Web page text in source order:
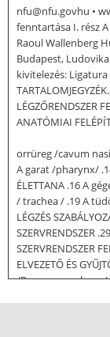
nfu@nfu.govhu •
fenntartása I. rész
Raoul Wallenberg
Budapest,
kivitelezés: Ligatura
LÉGZŐRENDSZER
ANATÓMIAI
orrüreg /cavum
A garat /pharynx/
ÉLETTANA .16 A
/ trachea / .19 A
LÉGZÉS
SZERVRENDSZER
SZERVRENDSZER
ELVEZETŐ ÉS
/Ren, seu nephros